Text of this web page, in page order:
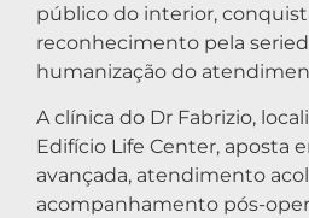
público do interior,
reconhecimento pela
humanização do
A clínica do Dr Fabrizio,
Edifício Life Center, aposta
avançada, atendimento
acompanhamento pós-